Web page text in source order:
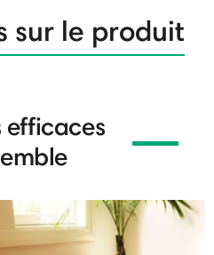
sur le produit
efficaces